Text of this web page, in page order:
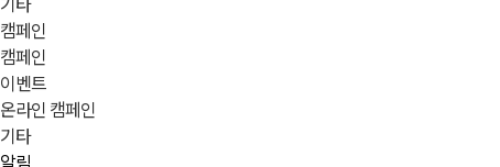
캠페인
캠페인
이벤트
온라인 캠페인
기타
알림